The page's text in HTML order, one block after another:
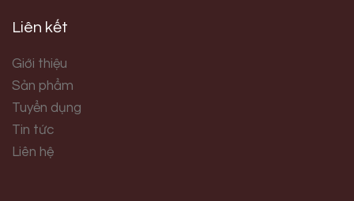
Liên kết
Giới thiệu
Sản phẩm
Tuyển dụng
Tin tức
Liên hệ